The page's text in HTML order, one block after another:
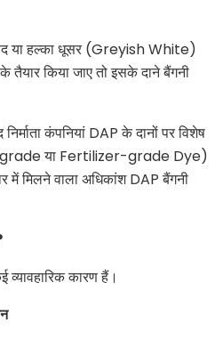
या हल्का धूसर (Greyish White)
तैयार किया जाए तो इसके दाने बैंगनी
कंपनियां DAP के दानों पर विशेष
grade या Fertilizer-grade Dye)
में मिलने वाला अधिकांश DAP बैंगनी
कारण हैं।